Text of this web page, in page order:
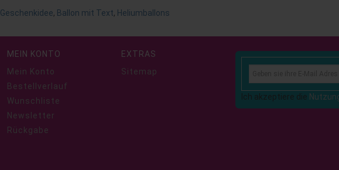
Geschenkidee, Ballon mit Text, Heliumballons
MEIN KONTO
Mein Konto
Bestellverlauf
Wunschliste
Newsletter
Rückgabe
EXTRAS
Sitemap
Ich akzeptiere die